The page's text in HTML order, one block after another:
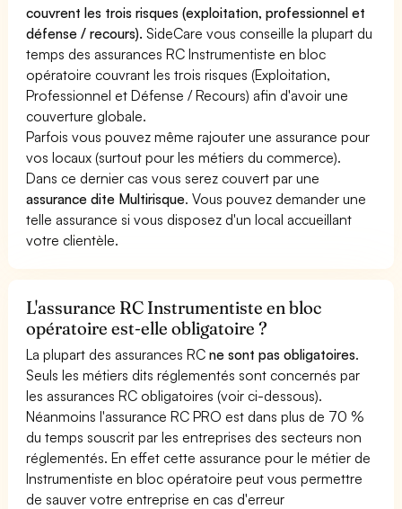
couvrent les trois risques (exploitation, professionnel et
défense / recours). SideCare vous conseille la plupart du
temps des assurances RC Instrumentiste en bloc
opératoire couvrant les trois risques (Exploitation,
Professionnel et Défense / Recours) afin d'avoir une
couverture globale.
Parfois vous pouvez même rajouter une assurance pour
vos locaux (surtout pour les métiers du commerce).
Dans ce dernier cas vous serez couvert par une
assurance dite Multirisque. Vous pouvez demander une
telle assurance si vous disposez d'un local accueillant
votre clientèle.
L'assurance RC Instrumentiste en bloc
opératoire est-elle obligatoire ?
La plupart des assurances RCne sont pas obligatoires.
Seuls les métiers dits réglementés sont concernés par
les assurances RC obligatoires (voir ci-dessous).
Néanmoins l'assurance RC PRO est dans plus de 70 %
du temps souscrit par les entreprises des secteurs non
réglementés. En effet cette assurance pour le métier de
Instrumentiste en bloc opératoire peut vous permettre
de sauver votre entreprise en cas d'erreur